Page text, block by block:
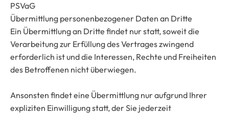
PSVaG
Übermittlung personenbezogener Daten an Dritte
Ein Übermittlung an Dritte findet nur statt, soweit die
Verarbeitung zur Erfüllung des Vertrages zwingend
erforderlich ist und die Interessen, Rechte und Freiheiten
des Betroffenen nicht überwiegen.
Ansonsten findet eine Übermittlung nur aufgrund Ihrer
expliziten Einwilligung statt, der Sie jederzeit